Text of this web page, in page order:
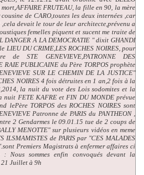
FRUTEAU, la fille en 90, la mère
de CARO,toutes les deux internées ,car
devait le tour de leur architecte,prévenu a
femelles piquent et sucent me traite de
DANGER A LA DEMOCRATIE " dixit GHANDI
LIEU DU CRIME,LES ROCHES NOIRES, pour
de STE GENEVIEVE,PATRONNE DES
RAIE PUBLICAINE du Père TORPOS prophète
SUR LE CHEMIN DE LA JUSTICE"
NOIRES 4 fois détruites en 1 an,2 fois à la
la nuit du vote des Lois sodomites et la
nuit FETE KAFRE et FIN DU MONDE prévue
lePère TORPOS des ROCHES NOIRES sont
Patronne de PARIS du PANTHEON ,
2 Gendarmes le 09.01.15 tue de 2 coups de
MENOTTE" sur plusieurs vidéos en meme
ILSMAMISTES de PARIS par "CES MALADES
Premiers Magistrats à enfermer affaires ci
: Nous sommes enfin convoqués devant la
Juillet à 9h